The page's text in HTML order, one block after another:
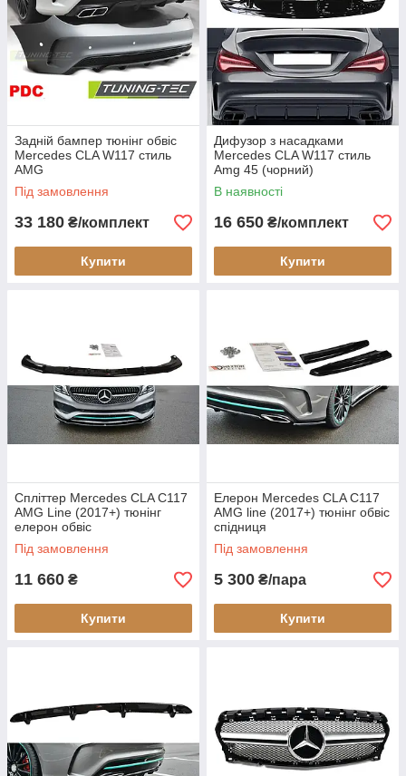
Задній бампер тюнінг обвіс
Mercedes CLA W117 стиль
AMG
Під замовлення
33 180 ₴/комплект
Купити
Дифузор з насадками
Mercedes CLA W117 стиль
Amg 45 (чорний)
В наявності
16 650 ₴/комплект
Купити
Спліттер Mercedes CLA C117
AMG Line (2017+) тюнінг
елерон обвіс
Під замовлення
11 660 ₴
Купити
Елерон Mercedes CLA C117
AMG line (2017+) тюнінг обвіс
спідниця
Під замовлення
5 300 ₴/пара
Купити